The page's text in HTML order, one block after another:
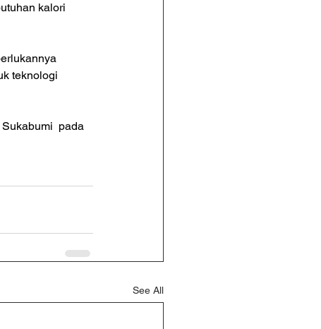
kalori
teknologi
pada
See All